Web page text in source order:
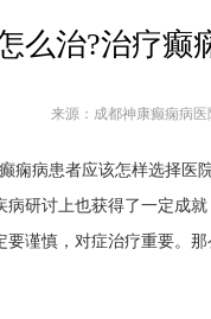
么治?治疗癫
来源：成都神康癫痫病医
病患者应该怎样选择医
病研讨上也获得了一定成
要谨慎，对症治疗重要。